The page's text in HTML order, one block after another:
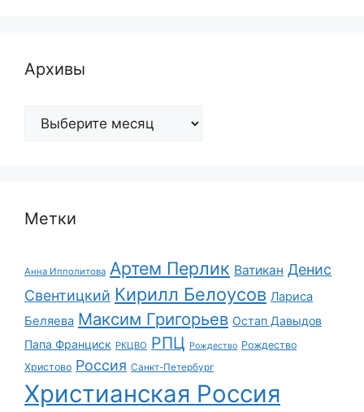
Архивы
Архивы
Метки
Анна Ипполитова Артем Перлик Ватикан Денис
Свентицкий Кирилл Белоусов Лариса
Беляева Максим Григорьев Остап Давыдов
Папа Франциск РКЦВО РПЦ Рождество Рождество
Христово Россия Санкт-Петербург
Христианская Россия